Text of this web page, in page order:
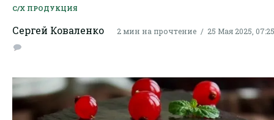
С/Х ПРОДУКЦИЯ
Сергей Коваленко 2 мин на прочтение 25 Мая 2025, 07:25